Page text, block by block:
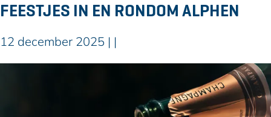
e
c
e
v
t
i
FEESTJES IN EN RONDOM ALPHEN
12 december 2025 | |